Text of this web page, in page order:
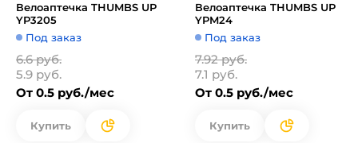
Велоаптечка THUMBS UP
YP3205
Под заказ
6.6 руб.
5.9 руб.
От 0.5 руб./мес
Купить
Велоаптечка THUMBS UP
YPM24
Под заказ
7.92 руб.
7.1 руб.
От 0.5 руб./мес
Купить